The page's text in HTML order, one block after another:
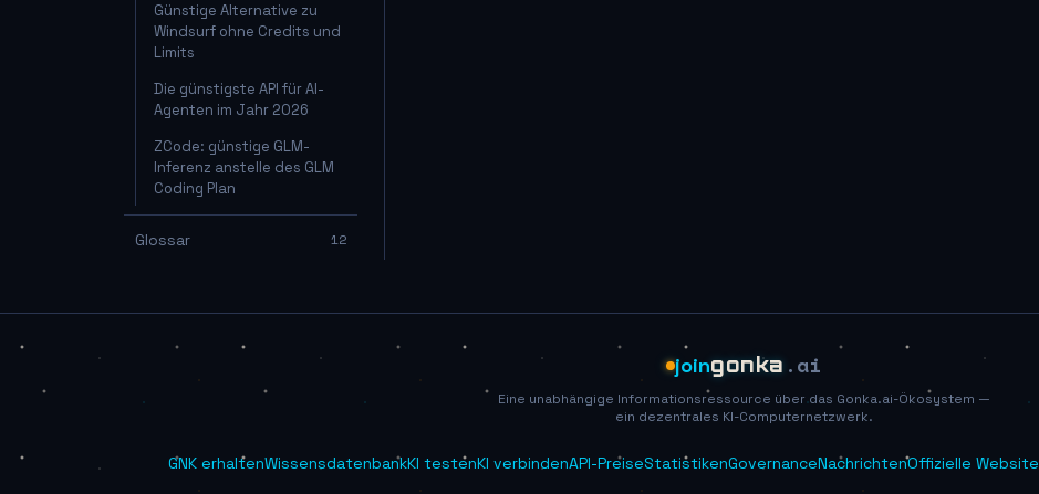
Günstige Alternative zu
Windsurf ohne Credits und
Limits
Die günstigste API für AI-
Agenten im Jahr 2026
ZCode: günstige GLM-
Inferenz anstelle des GLM
Coding Plan
Glossar 12
joingonka .ai
Eine unabhängige Informationsressource über das Gonka.ai-Ökosystem —
ein dezentrales KI-Computernetzwerk.
GNK erhaltenWissensdatenbankKI testenKI verbindenAPI-PreiseStatistikenGovernanceNachrichtenOffizielle Website